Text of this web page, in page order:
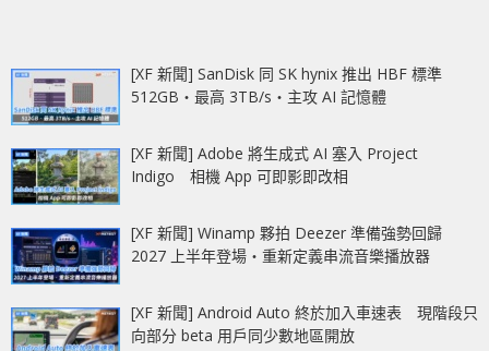
[XF 新聞] SanDisk 同 SK hynix 推出 HBF 標準
512GB‧最高 3TB/s‧主攻 AI 記憶體
[XF 新聞] Adobe 將生成式 AI 塞入 Project
Indigo 相機 App 可即影即改相
[XF 新聞] Winamp 夥拍 Deezer 準備強勢回歸
2027 上半年登場‧重新定義串流音樂播放器
[XF 新聞] Android Auto 終於加入車速表 現階段只
向部分 beta 用戶同少數地區開放